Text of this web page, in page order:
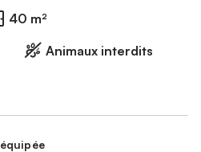
40 m²
Animaux interdits